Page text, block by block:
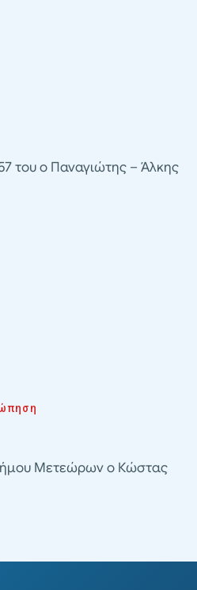
του ο Παναγιώτης – Άλκης
Μετεώρων ο Κώστας